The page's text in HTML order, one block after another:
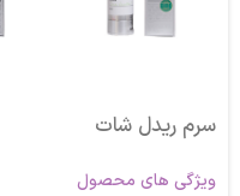
سرم ریدل شات
ویژگی های محصول